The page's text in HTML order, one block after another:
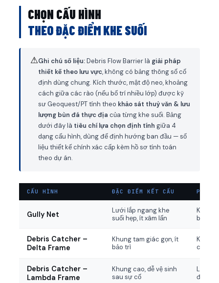
CHỌN CẤU HÌNH
THEO ĐẶC ĐIỂM KHE SUỐI
⚠Ghi chú số liệu:Debris Flow Barrier là giải pháp
thiết kế theo lưu vực, không có bảng thông số cố
định dùng chung. Kích thước, mật độ neo, khoảng
cách giữa các rào (nếu bố trí nhiều lớp) được kỹ
sư Geoquest/PT tính theo khảo sát thuỷ văn & lưu
lượng bùn đá thực địa của từng khe suối. Bảng
dưới đây là tiêu chí lựa chọn định tính giữa 4
dạng cấu hình, dùng để định hướng ban đầu — số
liệu thiết kế chính xác cấp kèm hồ sơ tính toán
theo dự án.
CẤU HÌNH ĐẶC ĐIỂM KẾT CẤU PHÙ
Gully Net
Lưới lắp ngang khe
suối hẹp, ít xâm lấn
Khe
bình,
Debris Catcher –
Delta Frame
Khung tam giác gọn, ít
bảo trì
Không
cận
Debris Catcher –
Lambda Frame
Khung cao, dễ vệ sinh
sau sự cố
Lưu
định kỳ